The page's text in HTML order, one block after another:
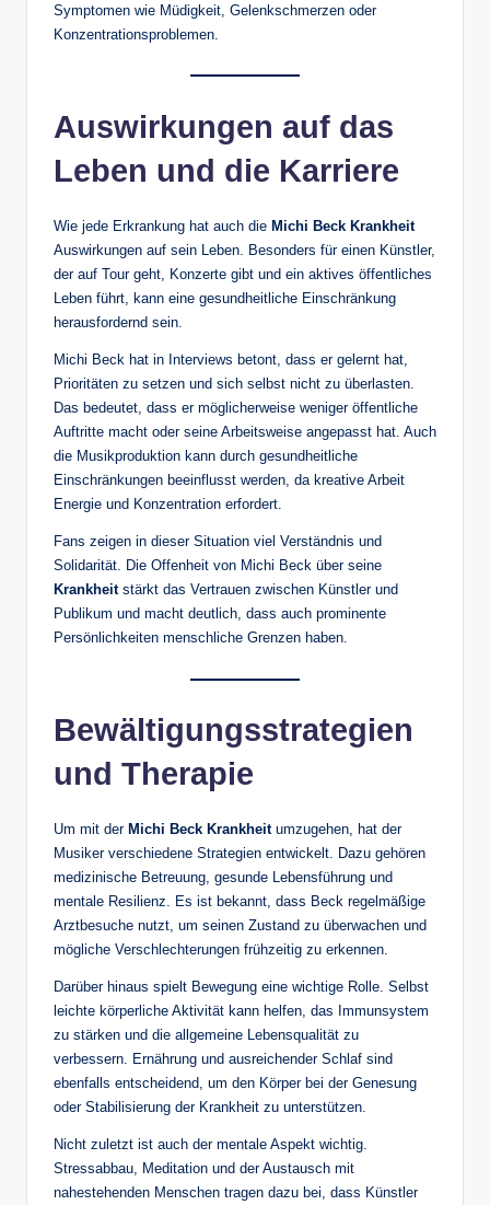
Symptomen wie Müdigkeit, Gelenkschmerzen oder
Konzentrationsproblemen.
Auswirkungen auf das
Leben und die Karriere
Wie jede Erkrankung hat auch die Michi Beck Krankheit
Auswirkungen auf sein Leben. Besonders für einen Künstler,
der auf Tour geht, Konzerte gibt und ein aktives öffentliches
Leben führt, kann eine gesundheitliche Einschränkung
herausfordernd sein.
Michi Beck hat in Interviews betont, dass er gelernt hat,
Prioritäten zu setzen und sich selbst nicht zu überlasten.
Das bedeutet, dass er möglicherweise weniger öffentliche
Auftritte macht oder seine Arbeitsweise angepasst hat. Auch
die Musikproduktion kann durch gesundheitliche
Einschränkungen beeinflusst werden, da kreative Arbeit
Energie und Konzentration erfordert.
Fans zeigen in dieser Situation viel Verständnis und
Solidarität. Die Offenheit von Michi Beck über seine
Krankheitstärkt das Vertrauen zwischen Künstler und
Publikum und macht deutlich, dass auch prominente
Persönlichkeiten menschliche Grenzen haben.
Bewältigungsstrategien
und Therapie
Um mit der Michi Beck Krankheitumzugehen, hat der
Musiker verschiedene Strategien entwickelt. Dazu gehören
medizinische Betreuung, gesunde Lebensführung und
mentale Resilienz. Es ist bekannt, dass Beck regelmäßige
Arztbesuche nutzt, um seinen Zustand zu überwachen und
mögliche Verschlechterungen frühzeitig zu erkennen.
Darüber hinaus spielt Bewegung eine wichtige Rolle. Selbst
leichte körperliche Aktivität kann helfen, das Immunsystem
zu stärken und die allgemeine Lebensqualität zu
verbessern. Ernährung und ausreichender Schlaf sind
ebenfalls entscheidend, um den Körper bei der Genesung
oder Stabilisierung der Krankheit zu unterstützen.
Nicht zuletzt ist auch der mentale Aspekt wichtig.
Stressabbau, Meditation und der Austausch mit
nahestehenden Menschen tragen dazu bei, dass Künstler